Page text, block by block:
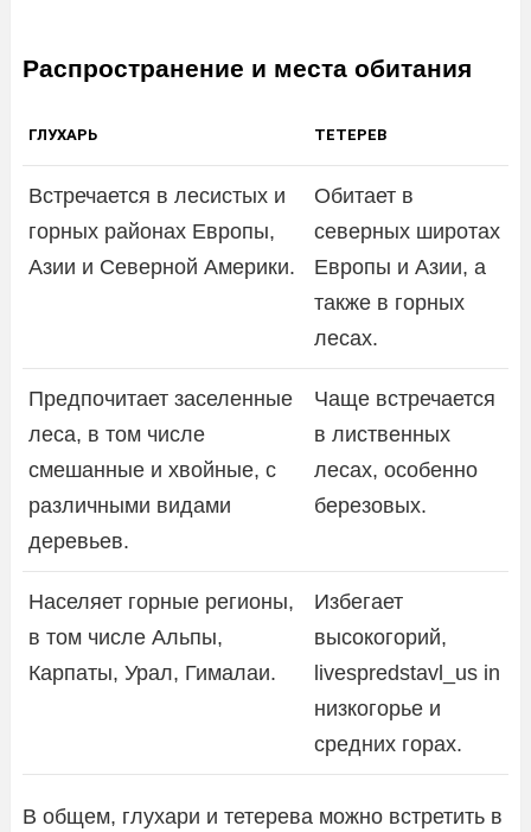
Распространение и места обитания
ГЛУХАРЬ ТЕТЕРЕВ
Встречается в лесистых и
горных районах Европы,
Азии и Северной Америки.
Обитает в
северных широтах
Европы и Азии, а
также в горных
лесах.
Предпочитает заселенные
леса, в том числе
смешанные и хвойные, с
различными видами
деревьев.
Чаще встречается
в лиственных
лесах, особенно
березовых.
Населяет горные регионы,
в том числе Альпы,
Карпаты, Урал, Гималаи.
Избегает
высокогорий,
livespredstavl_us in
низкогорье и
средних горах.
В общем, глухари и тетерева можно встретить в